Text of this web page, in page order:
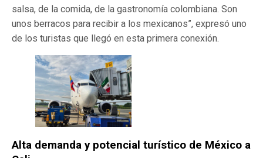
salsa, de la comida, de la gastronomía colombiana. Son
unos berracos para recibir a los mexicanos”, expresó uno
de los turistas que llegó en esta primera conexión.
Alta demanda y potencial turístico de México a